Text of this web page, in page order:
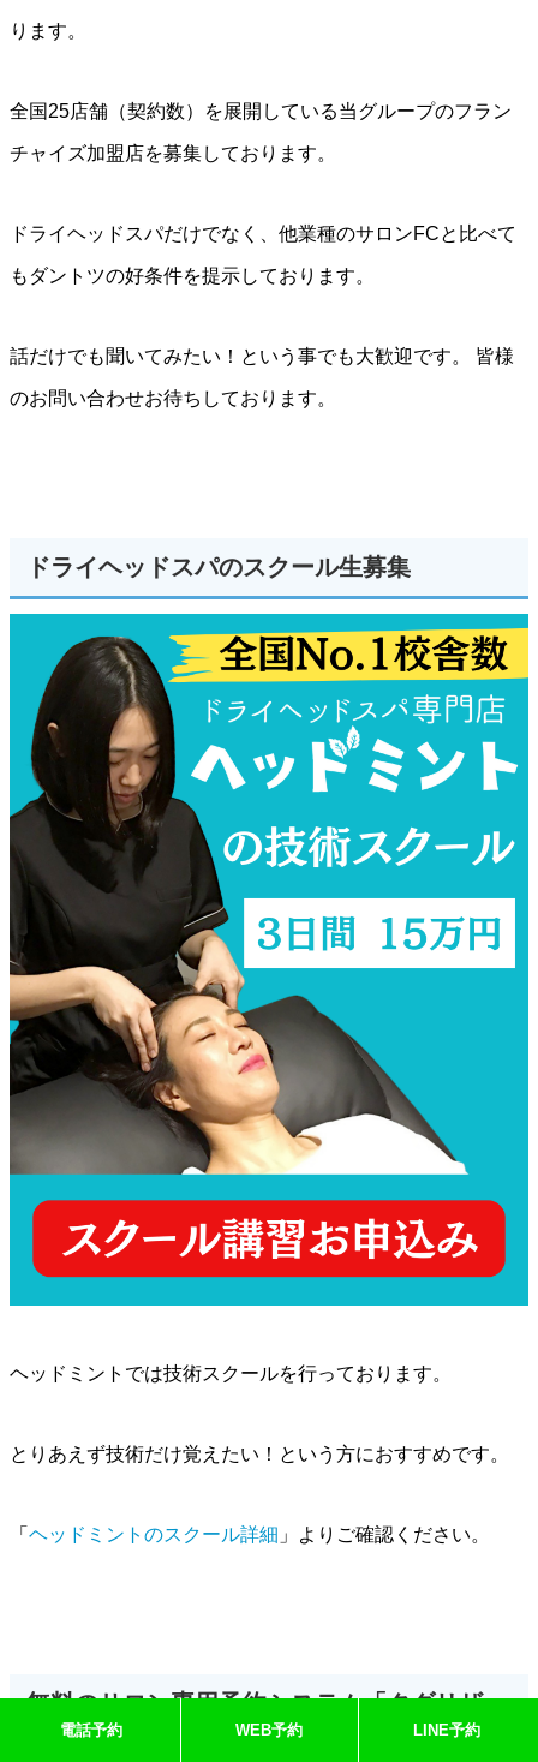
ります。
全国25店舗（契約数）を展開している当グループのフラン
チャイズ加盟店を募集しております。
ドライヘッドスパだけでなく、他業種のサロンFCと比べて
もダントツの好条件を提示しております。
話だけでも聞いてみたい！という事でも大歓迎です。 皆様
のお問い合わせお待ちしております。
ドライヘッドスパのスクール生募集
ヘッドミントでは技術スクールを行っております。
とりあえず技術だけ覚えたい！という方におすすめです。
「 ヘッドミントのスクール詳細 」よりご確認ください。
無料のサロン専用予約システム「タダリザー
ブ」電話予約 WEB予約 LINE予約